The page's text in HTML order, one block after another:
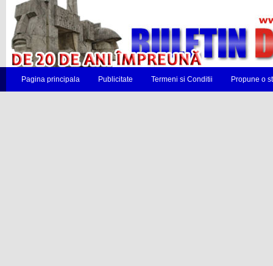
Pagina principala Publicitate Termeni si Conditii Propune o